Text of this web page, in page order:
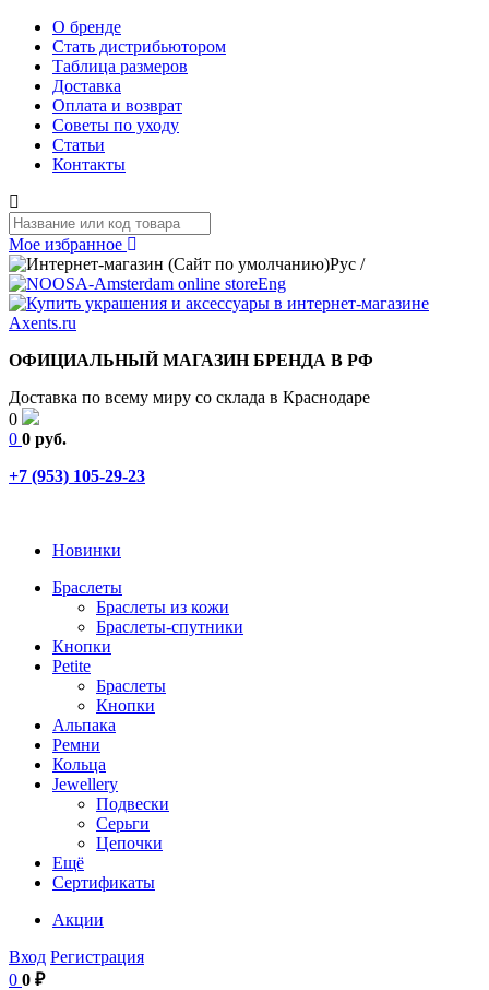
О бренде
Стать дистрибьютором
Таблица размеров
Доставка
Оплата и возврат
Советы по уходу
Статьи
Контакты
Мое избранное
Рус /
Eng
ОФИЦИАЛЬНЫЙ МАГАЗИН БРЕНДА В РФ
Доставка по всему миру со склада в Краснодаре
0
0 0 руб.
+7 (953) 105-29-23
Новинки
Браслеты
Браслеты из кожи
Браслеты-спутники
Кнопки
Petite
Браслеты
Кнопки
Альпака
Ремни
Кольца
Jewellery
Подвески
Серьги
Цепочки
Ещё
Сертификаты
Акции
Вход Регистрация
0 0 ₽